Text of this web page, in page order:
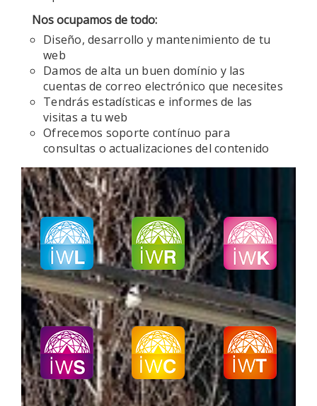
Nos ocupamos de todo:
Diseño, desarrollo y mantenimiento de tu
web
Damos de alta un buen domínio y las
cuentas de correo electrónico que necesites
Tendrás estadísticas e informes de las
visitas a tu web
Ofrecemos soporte contínuo para
consultas o actualizaciones del contenido